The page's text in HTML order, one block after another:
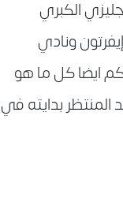
الكبري
ونادي
ايضا كل ما هو
المنتظر بدايته في